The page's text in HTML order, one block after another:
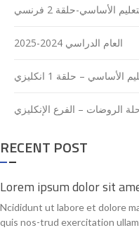
الأساسي-حلقة 2 فرنسي
العام الدراسي 2024-2025
– حلقة 1 انكليزي
الروضات – الفرع الإنكليزي
RECENT POST
Lorem ipsum dolor sit
Ncididunt ut labore et dolore
quis nos-trud exercitation